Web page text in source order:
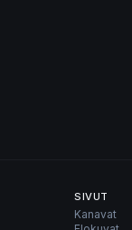
SIVUT
Kanavat